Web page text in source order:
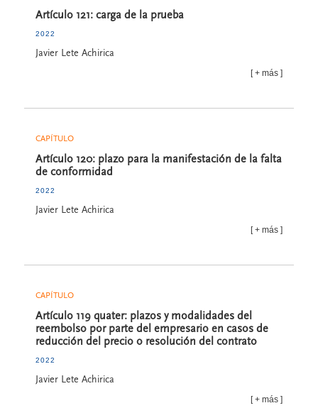
Artículo 121: carga de la prueba
2022
Javier Lete Achirica
más
CAPÍTULO
Artículo 120: plazo para la manifestación de la falta
de conformidad
2022
Javier Lete Achirica
más
CAPÍTULO
Artículo 119 quater: plazos y modalidades del
reembolso por parte del empresario en casos de
reducción del precio o resolución del contrato
2022
Javier Lete Achirica
más